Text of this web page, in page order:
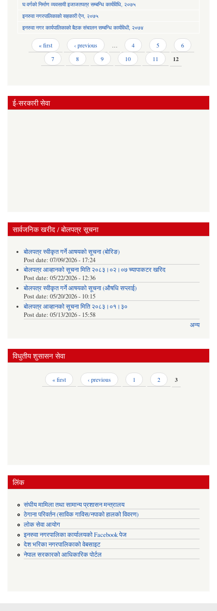
घ वर्गको निर्माण व्यवसायी इजाजतपत्र सम्बन्धि कार्यविधि, २०७५
इनरुवा नगरपालिकाको सहकारी ऐन, २०७५
इनरुवा नगर कार्यपालिकाको बैठक संचालन सम्बन्धि कार्यविधी, २०७४
Pages « first ‹ previous … 4 5
6
7
8 9 10 11 12
ई-सरकारी सेवा
सार्वजनिक खरीद / बोलपत्र सूचना
बोलपत्र स्वीकृत गर्ने आषयको सूचना (बोरिङ)
Post date: 07/09/2026 - 17:24
बोलपत्र आव्हानको सूचना मिति २०८३।०२।०७ च्यापाकटर खरिद
Post date: 05/22/2026 - 12:36
बोलपत्र स्वीकृत गर्ने आषयको सूचना (औषधि सप्लाई)
Post date: 05/20/2026 - 10:15
बोलपत्र आव्हानको सूचना मिति २०८३।०१।३०
Post date: 05/13/2026 - 15:58
अन्य
विधुतीय शुसासन सेवा
« first ‹ previous 1 2 3
लिंक
संघीय मामिला तथा सामान्य प्रशासन मन्त्रालय
ठेगाना परिवर्तन (साविक गाविस/नपाको हालको विवरण)
लोक सेवा आयोग
इनरुवा नगरपालिका कार्यालयको Facebook पेज
देश भरिका नगरपालिकाको वेबसाइट
नेपाल सरकारको आधिकारिक पोर्टल